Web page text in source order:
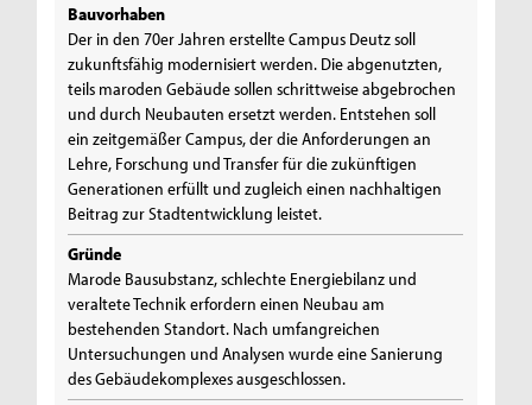
Bauvorhaben
Der in den 70er Jahren erstellte Campus Deutz soll
zukunftsfähig modernisiert werden. Die abgenutzten,
teils maroden Gebäude sollen schrittweise abgebrochen
und durch Neubauten ersetzt werden. Entstehen soll
ein zeitgemäßer Campus, der die Anforderungen an
Lehre, Forschung und Transfer für die zukünftigen
Generationen erfüllt und zugleich einen nachhaltigen
Beitrag zur Stadtentwicklung leistet.
Gründe
Marode Bausubstanz, schlechte Energiebilanz und
veraltete Technik erfordern einen Neubau am
bestehenden Standort. Nach umfangreichen
Untersuchungen und Analysen wurde eine Sanierung
des Gebäudekomplexes ausgeschlossen.